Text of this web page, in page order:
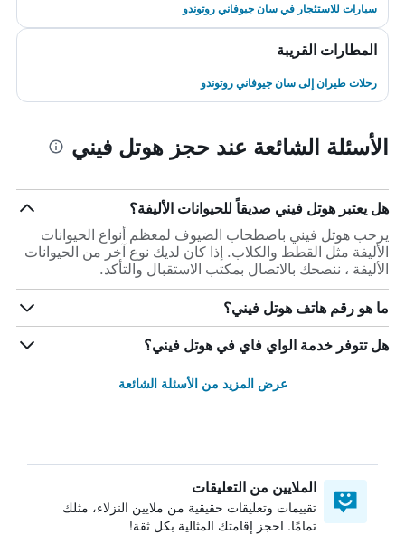
سيارات للاستئجار في سان جيوفاني روتوندو
المطارات القريبة
رحلات طيران إلى سان جيوفاني روتوندو
الأسئلة الشائعة عند حجز هوتل فيني
هل يعتبر هوتل فيني صديقاً للحيوانات الأليفة؟
يرحب هوتل فيني باصطحاب الضيوف لمعظم أنواع الحيوانات
الأليفة مثل القطط والكلاب. إذا كان لديك نوع آخر من الحيوانات
الأليفة ، ننصحك بالاتصال بمكتب الاستقبال والتأكد.
ما هو رقم هاتف هوتل فيني؟
هل تتوفر خدمة الواي فاي في هوتل فيني؟
عرض المزيد من الأسئلة الشائعة
الملايين من التعليقات
تقييمات وتعليقات حقيقية من ملايين النزلاء، مثلك
تمامًا. احجز إقامتك المثالية بكل ثقة!